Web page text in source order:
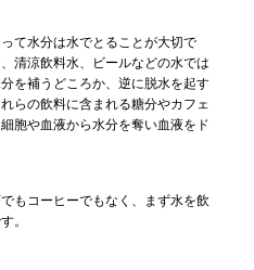
て水分は水でとることが大切で
清涼飲料水、ビールなどの水では
を補うどころか、逆に脱水を起す
らの飲料に含まれる糖分やカフェ
胞や血液から水分を奪い血液をド
もコーヒーでもなく、まず水を飲
。